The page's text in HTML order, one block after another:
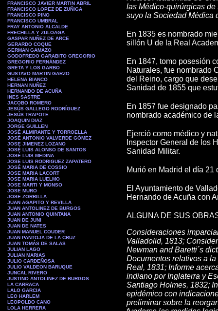
FRANCISCO JAVIER MARTIN ABRIL
FRANCISCO LOPEZ DE ZUÑIGA
FRANCISCO PINO
FRANCISCO UMBRAL
FRAY ANTONIO ALCALDE
FRECHILLA Y ZULOAGA
GASPAR NUÑEZ DE ARCE
GERARDO COQUE
GERMAN GAMAZO
GODOFREDO GARABITO GREGORIO
GREGORIO FERNÁNDEZ
GRETA Y LOS GARBO
GUSTAVO MARTIN GARZO
HELENA BIANCO
HERNAN NUÑEZ
HERNANDO DE ACUÑA
INES SASTRE
JACOBO ROMERO
JESÚS GALLEGO RODRÍGUEZ
JESÚS TRAPOTE
JOAQUIN DIAZ
JORGE GUILLEN
JOSÉ ALMIRANTE Y TORROELLA
JOSÉ ANTONIO VALVERDE GÓMEZ
JOSE JIMENEZ LOZANO
JOSÉ LUIS ALONSO DE SANTOS
JOSÉ LUIS MEDINA
JOSE LUIS RODRIGUEZ ZAPATERO
JOSÉ MARIA DE COSSIO
JOSE MARIA LACORT
JOSE MARIA LUELMO
JOSE MARTI Y MONSO
JOSE MURO
JOSE ZORRILLA
JUAN AGAPITO Y REVILLA
JUAN ANTOLINEZ DE BURGOS
JUAN ANTONIO QUINTANA
JUAN DE JUNI
JUAN DE NATES
JUAN MANUEL COUDER
JUAN PANTOJA DE LA CRUZ
JUAN TOMÁS DE SALAS
JULIAN LAGO
JULIAN MARIAS
JULIO CARDEÑOSA
JULIO VALDEON BARUQUE
JUNCAL RIVERO
JUSTINO ANTOLINEZ DE BURGOS
LA CARRACA
LALO GARCIA
LEO HARLEM
LEOPOLDO CANO
LOLA HERRERA
las Médico-quirúrgicas
suyo la Sociedad Médica
En 1835 es nombrado
sillón U de la Real
En 1847, tomo posesión
Naturales, fue nombrado
del Reino, cargo que
Sanidad de 1855 que
En 1857 fue designado
nombrado académico de
Ejerció como médico y
Inspector General de los
Sanidad Militar.
Murió en Madrid el día 21
El Ayuntamiento de
Hernando de Acuña con
ALGUNA DE SUS
Consideraciones
Valladolid, 1813;
Newman and Baretti´s
Documentos relativos a
Real, 1831; Informe
indiano por Inglaterra y
Santiago Holmes, 1832;
epidémico con
preliminar sobre la